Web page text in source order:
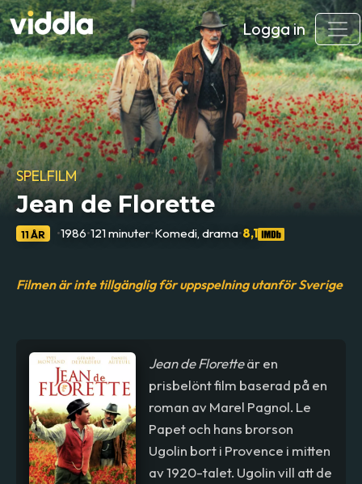
Logga in
SPELFILM
Jean de Florette
11 ÅR •1986•121 minuter•Komedi, drama•8,1
Filmen är inte tillgänglig för uppspelning utanför Sverige
Jean de Floretteär en
prisbelönt film baserad på en
roman av Marel Pagnol. Le
Papet och hans brorson
Ugolin bort i Provence i mitten
av 1920-talet. Ugolin vill att de